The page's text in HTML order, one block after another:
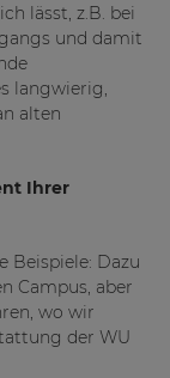
lässt, z.B. bei
und damit
langwierig,
alten
Ihrer
Beispiele: Dazu
Campus, aber
wo wir
der WU